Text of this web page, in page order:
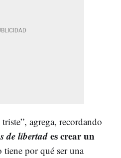
agrega, recordando
de libertades crear un
tiene por qué ser una